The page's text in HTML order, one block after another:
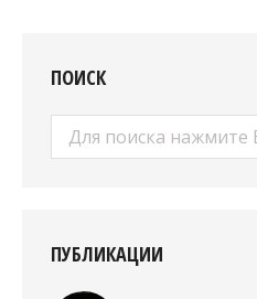
ПОИСК
Поиск:
ПУБЛИКАЦИИ